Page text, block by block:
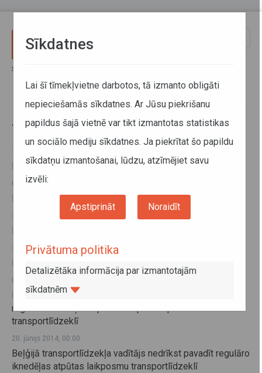
Sākums
Darba un atpūtas laika uzskaite un
tahogrāfi
16. septembris 2016, 13:53
Digitālo tahogrāfu ieviešanas vadlīnijas
01. marts 2016, 09:25
Izmaiņas digitālā tahogrāfa karšu izsniegšanas kārtībā
23. oktobris 2015, 14:02
28. maijs 2015, 09:10
07. oktobris 2014, 00:00
Francijā ievērojams sods, ja transportlīdzekļa vadītājs
regulāro iknedēļas atpūtas laikposmu pavada
transportlīdzeklī
20. jūnijs 2014, 00:00
Beļģijā transportlīdzekļa vadītājs nedrīkst pavadīt regulāro
iknedēļas atpūtas laikposmu transportlīdzeklī
Sīkdatnes
Lai šī tīmekļvietne darbotos, tā izmanto obligāti
nepieciešamās sīkdatnes. Ar Jūsu piekrišanu
papildus šajā vietnē var tikt izmantotas statistikas
un sociālo mediju sīkdatnes. Ja piekrītat šo papildu
sīkdatņu izmantošanai, lūdzu, atzīmējiet savu
izvēli:
Apstiprināt Noraidīt
Privātuma politika
Detalizētāka informācija par izmantotajām
sīkdatnēm